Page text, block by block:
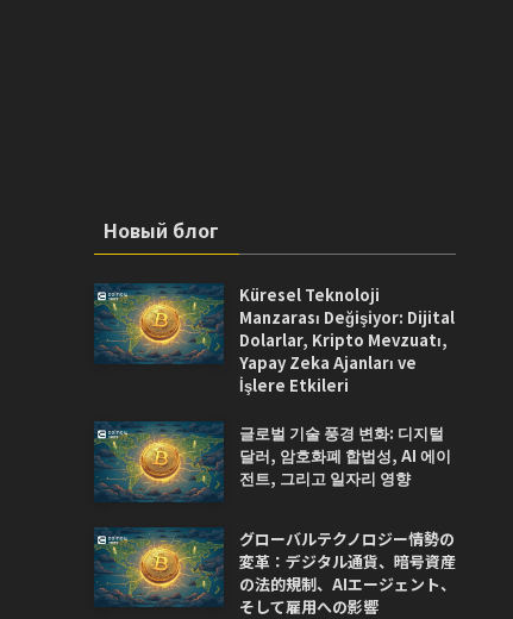
Новый блог
Küresel Teknoloji
Manzarası Değişiyor: Dijital
Dolarlar, Kripto Mevzuatı,
Yapay Zeka Ajanları ve
İşlere Etkileri
글로벌 기술 풍경 변화: 디지털
달러, 암호화폐 합법성, AI 에이
전트, 그리고 일자리 영향
グローバルテクノロジー情勢の
変革：デジタル通貨、暗号資産
の法的規制、AIエージェント、
そして雇用への影響